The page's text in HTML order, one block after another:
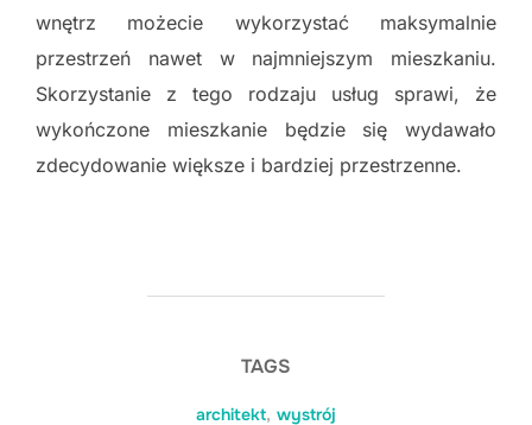
wnętrz możecie wykorzystać maksymalnie
przestrzeń nawet w najmniejszym mieszkaniu.
Skorzystanie z tego rodzaju usług sprawi, że
wykończone mieszkanie będzie się wydawało
zdecydowanie większe i bardziej przestrzenne.
TAGS
architekt, wystrój